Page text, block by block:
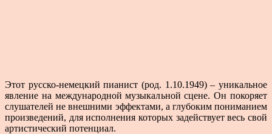
Этот русско-немецкий пианист (род. 1.10.1949) – уникальное
явление на международной музыкальной сцене. Он покоряет
слушателей не внешними эффектами, а глубоким пониманием
произведений, для исполнения которых задействует весь свой
артистический потенциал.